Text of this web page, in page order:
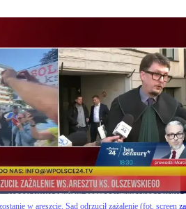
w areszcie. Sąd odrzucił zażalenie (fot. screen za